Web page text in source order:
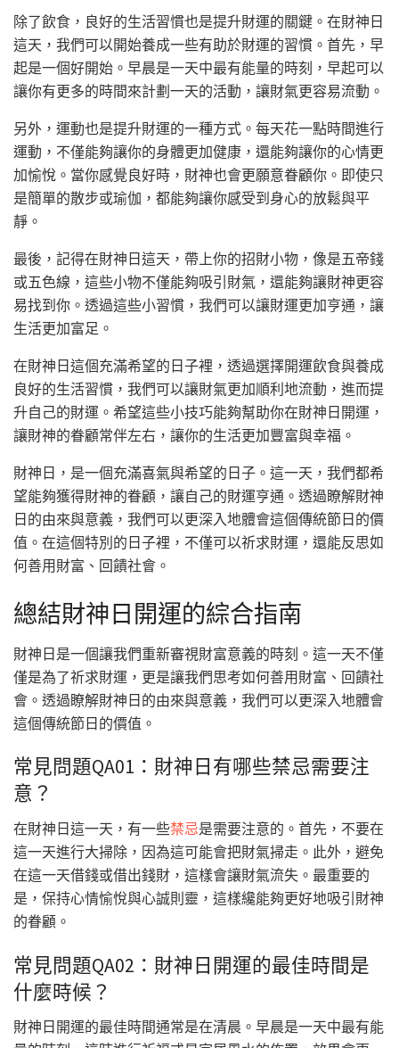
除了飲食，良好的生活習慣也是提升財運的關鍵。在財神日
這天，我們可以開始養成一些有助於財運的習慣。首先，早
起是一個好開始。早晨是一天中最有能量的時刻，早起可以
讓你有更多的時間來計劃一天的活動，讓財氣更容易流動。
另外，運動也是提升財運的一種方式。每天花一點時間進行
運動，不僅能夠讓你的身體更加健康，還能夠讓你的心情更
加愉悅。當你感覺良好時，財神也會更願意眷顧你。即使只
是簡單的散步或瑜伽，都能夠讓你感受到身心的放鬆與平
靜。
最後，記得在財神日這天，帶上你的招財小物，像是五帝錢
或五色線，這些小物不僅能夠吸引財氣，還能夠讓財神更容
易找到你。透過這些小習慣，我們可以讓財運更加亨通，讓
生活更加富足。
在財神日這個充滿希望的日子裡，透過選擇開運飲食與養成
良好的生活習慣，我們可以讓財氣更加順利地流動，進而提
升自己的財運。希望這些小技巧能夠幫助你在財神日開運，
讓財神的眷顧常伴左右，讓你的生活更加豐富與幸福。
財神日，是一個充滿喜氣與希望的日子。這一天，我們都希
望能夠獲得財神的眷顧，讓自己的財運亨通。透過瞭解財神
日的由來與意義，我們可以更深入地體會這個傳統節日的價
值。在這個特別的日子裡，不僅可以祈求財運，還能反思如
何善用財富、回饋社會。
總結財神日開運的綜合指南
財神日是一個讓我們重新審視財富意義的時刻。這一天不僅
僅是為了祈求財運，更是讓我們思考如何善用財富、回饋社
會。透過瞭解財神日的由來與意義，我們可以更深入地體會
這個傳統節日的價值。
常見問題QA01：財神日有哪些禁忌需要注
意？
在財神日這一天，有一些禁忌是需要注意的。首先，不要在
這一天進行大掃除，因為這可能會把財氣掃走。此外，避免
在這一天借錢或借出錢財，這樣會讓財氣流失。最重要的
是，保持心情愉悅與心誠則靈，這樣纔能夠更好地吸引財神
的眷顧。
常見問題QA02：財神日開運的最佳時間是
什麼時候？
財神日開運的最佳時間通常是在清晨。早晨是一天中最有能